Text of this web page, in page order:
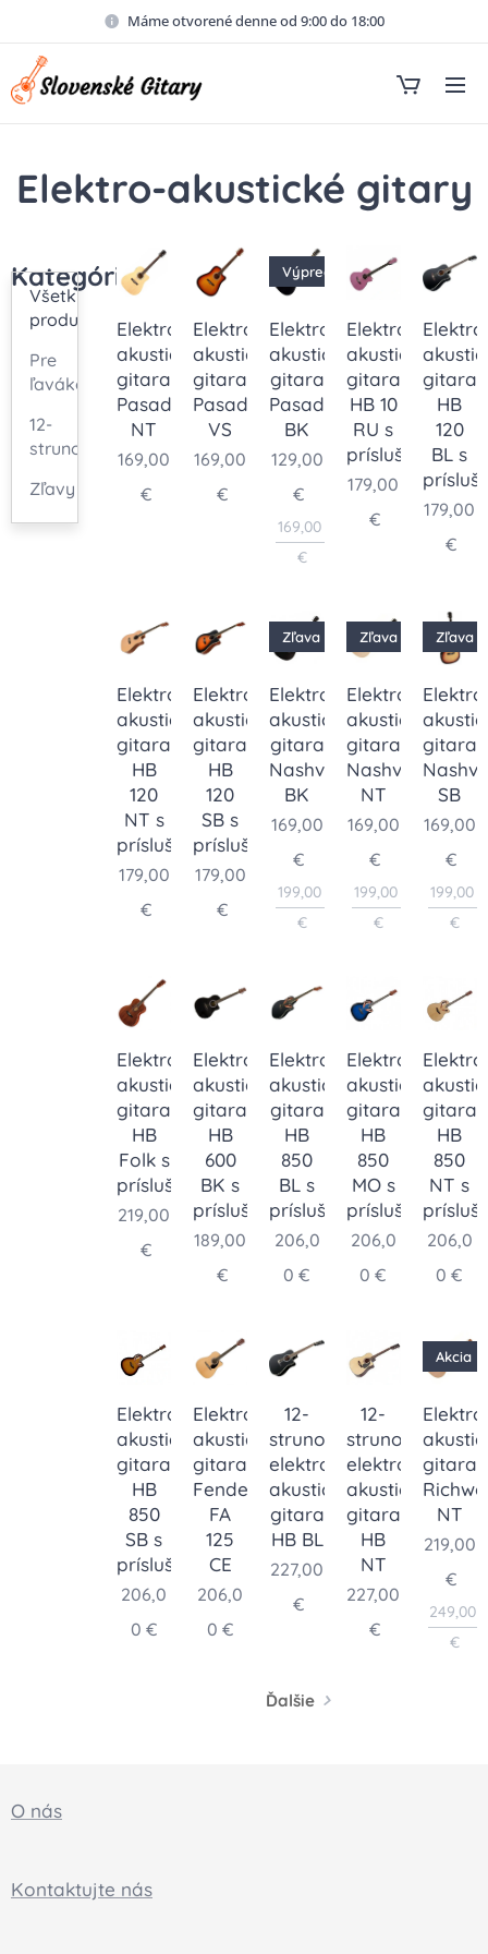
Máme otvorené denne od 9:00 do 18:00
Elektro-akustické gitary
Kategórie
Všetky
produkty
Pre
ľavákov
12-
strunové
Zľavy
Elektro-
akustická
gitara
Pasadena
NT
169,00
€
Elektro-
akustická
gitara
Pasadena
VS
169,00
€
Elektro-
akustická
gitara
Pasadena
BK
Výpredaj
129,00
€
169,00
€
Elektro-
akustická
gitara
HB 10
RU s
príslušenstvom
179,00
€
gitara
HB
120
BL s
179,00
€
Elektro-
akustická
gitara
HB
120
NT s
príslušenstvom
179,00
€
Elektro-
akustická
gitara
HB
120
SB s
príslušenstvom
179,00
€
Elektro-
akustická
gitara
Nashvile
BK
Zľava
169,00
€
199,00
€
Elektro-
akustická
gitara
Nashvile
NT
Zľava
169,00
€
199,00
€
gitara
SB
Zľava
169,00
€
199,00
€
Elektro-
akustická
gitara
HB
Folk s
príslušenstvom
219,00
€
Elektro-
akustická
gitara
HB
600
BK s
príslušenstvom
189,00
€
Elektro-
akustická
gitara
HB
850
BL s
príslušenstvom
206,0
0 €
Elektro-
akustická
gitara
HB
850
MO s
príslušenstvom
206,0
0 €
gitara
HB
850
NT s
206,0
0 €
Elektro-
akustická
gitara
HB
850
SB s
príslušenstvom
206,0
0 €
Elektro-
akustická
gitara
Fender
FA
125
CE
206,0
0 €
12-
strunová
elektro-
akustická
gitara
HB BL
227,00
€
12-
strunová
elektro-
akustická
gitara
HB
NT
227,00
€
gitara
NT
Akcia
219,00
€
249,00
€
Ďalšie
O nás
Kontaktujte nás